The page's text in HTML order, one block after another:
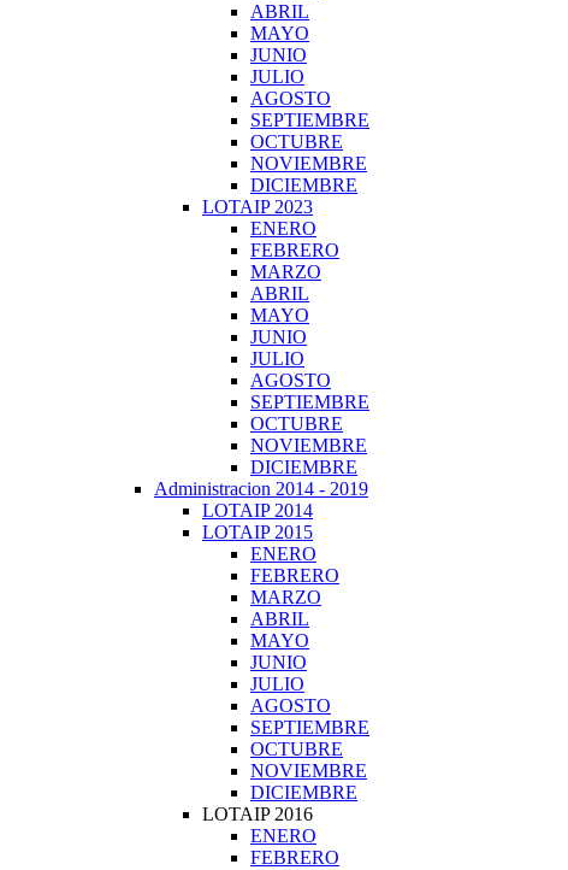
ABRIL
MAYO
JUNIO
JULIO
AGOSTO
SEPTIEMBRE
OCTUBRE
NOVIEMBRE
DICIEMBRE
LOTAIP 2023
ENERO
FEBRERO
MARZO
ABRIL
MAYO
JUNIO
JULIO
AGOSTO
SEPTIEMBRE
OCTUBRE
NOVIEMBRE
DICIEMBRE
Administracion 2014 - 2019
LOTAIP 2014
LOTAIP 2015
ENERO
FEBRERO
MARZO
ABRIL
MAYO
JUNIO
JULIO
AGOSTO
SEPTIEMBRE
OCTUBRE
NOVIEMBRE
DICIEMBRE
LOTAIP 2016
ENERO
FEBRERO